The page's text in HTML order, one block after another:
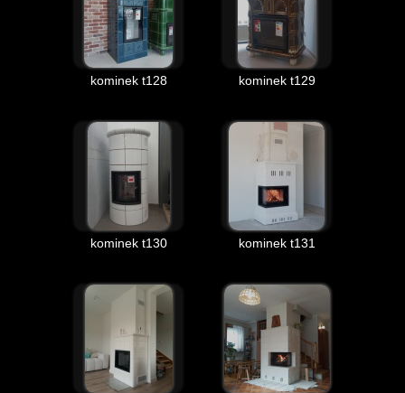
kominek t128 kominek t129
kominek t130 kominek t131